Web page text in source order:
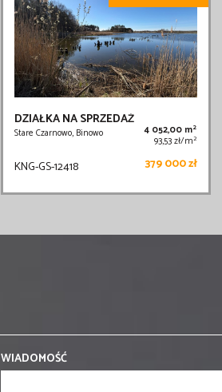
DZIAŁKA NA SPRZEDAŻ
Stare Czarnowo, Binowo 4 052,00 m2
93,53 zł/m2
KNG-GS-12418 379 000 zł
WIADOMOŚĆ